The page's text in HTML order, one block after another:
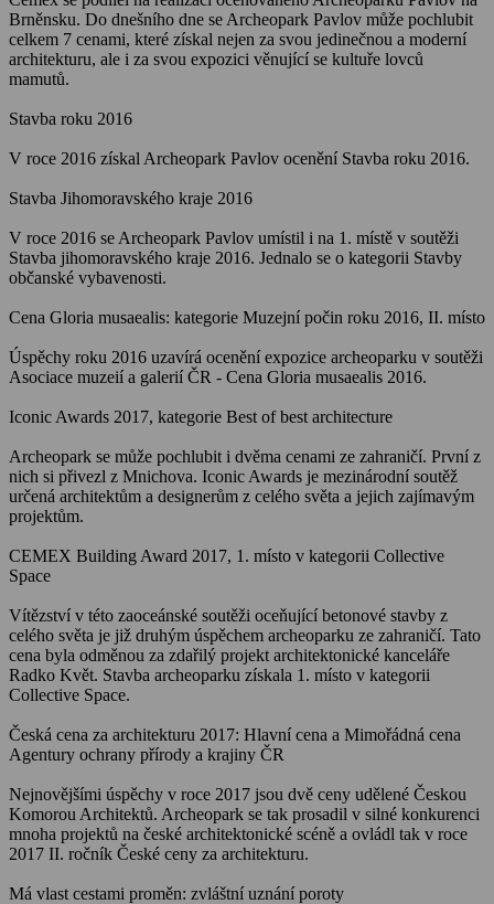
Brněnsku. Do dnešního dne se Archeopark Pavlov může pochlubit
celkem 7 cenami, které získal nejen za svou jedinečnou a moderní
architekturu, ale i za svou expozici věnující se kultuře lovců
mamutů.
Stavba roku 2016
V roce 2016 získal Archeopark Pavlov ocenění Stavba roku 2016.
Stavba Jihomoravského kraje 2016
V roce 2016 se Archeopark Pavlov umístil i na 1. místě v soutěži
Stavba jihomoravského kraje 2016. Jednalo se o kategorii Stavby
občanské vybavenosti.
Cena Gloria musaealis: kategorie Muzejní počin roku 2016, II. místo
Úspěchy roku 2016 uzavírá ocenění expozice archeoparku v soutěži
Asociace muzeií a galerií ČR - Cena Gloria musaealis 2016.
Iconic Awards 2017, kategorie Best of best architecture
Archeopark se může pochlubit i dvěma cenami ze zahraničí. První z
nich si přivezl z Mnichova. Iconic Awards je mezinárodní soutěž
určená architektům a designerům z celého světa a jejich zajímavým
projektům.
CEMEX Building Award 2017, 1. místo v kategorii Collective
Space
Vítězství v této zaoceánské soutěži oceňující betonové stavby z
celého světa je již druhým úspěchem archeoparku ze zahraničí. Tato
cena byla odměnou za zdařilý projekt architektonické kanceláře
Radko Květ. Stavba archeoparku získala 1. místo v kategorii
Collective Space.
Česká cena za architekturu 2017: Hlavní cena a Mimořádná cena
Agentury ochrany přírody a krajiny ČR
Nejnovějšími úspěchy v roce 2017 jsou dvě ceny udělené Českou
Komorou Architektů. Archeopark se tak prosadil v silné konkurenci
mnoha projektů na české architektonické scéně a ovládl tak v roce
2017 II. ročník České ceny za architekturu.
Má vlast cestami proměn: zvláštní uznání poroty